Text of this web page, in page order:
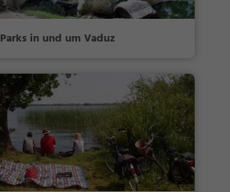
Parks in und um Vaduz